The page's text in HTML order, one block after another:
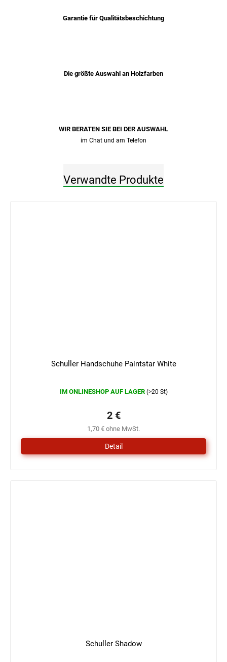
Garantie für Qualitätsbeschichtung
Die größte Auswahl an Holzfarben
WIR BERATEN SIE BEI ​​DER AUSWAHL
im Chat und am Telefon
Verwandte Produkte
Schuller Handschuhe Paintstar White
durchschnittliche
ist
von
Sternen.
IM ONLINESHOP AUF LAGER (>20 St)
1,70 € ohne MwSt.
2 €
Detail
Schuller Shadow